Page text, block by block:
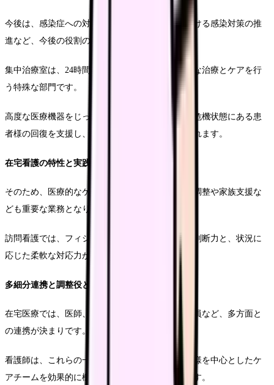
今後は、感染症への対応力強化や、地域連携における感染対策の推
進など、今後の役割の拡大が期待されています。
集中治療室は、24時間体制で重症患者様の集中的な治療とケアを行
う特殊な部門です。
高度な医療機器をじっくりと用いながら、生命の危機状態にある患
者様の回復を支援し、専門性の高い看護が求められます。
在宅看護の特性と実践
そのため、医療的なケアだけでなく、生活環境の調整や家族支援な
ども重要な業務となります。
訪問看護では、フィジカルアセスメントに基づく判断力と、状況に
応じた柔軟な対応力が特に求められます。
多細分連携と調整役としての機能
在宅医療では、医師、理学療法士、介護支援専門員など、多方面と
の連携が決まりです。
看護師は、これらの一時的な調整役として、患者様を中心としたケ
アチームを効果的に機能させる役割を担っています。